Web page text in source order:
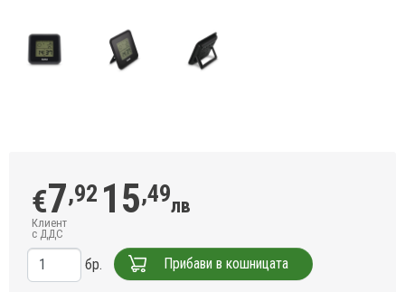
€7,92 15,49лв
Клиент
с ДДС
бр. Прибави в кошницата